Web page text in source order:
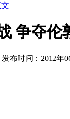
文
争夺伦
发布时间：2012年